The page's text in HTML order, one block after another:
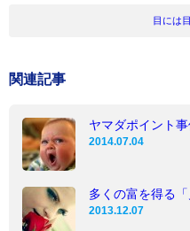
目には
関連記事
ヤマダポイント
2014.07.04
多くの富を得る「
2013.12.07